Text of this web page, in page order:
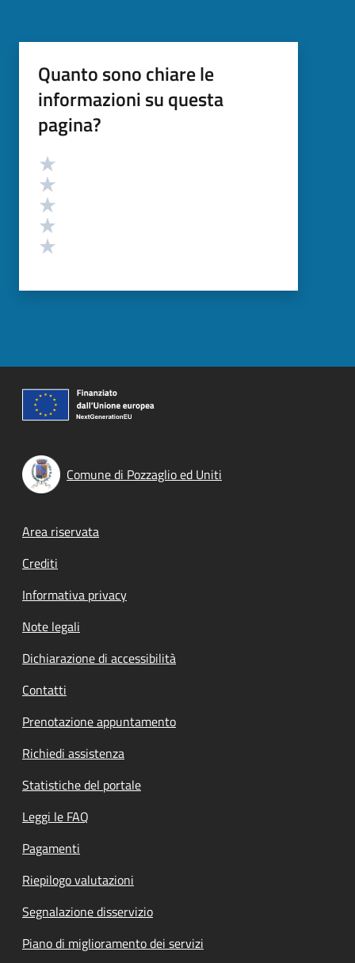
Quanto sono chiare le
informazioni su questa
pagina?
Valutazione
Comune di Pozzaglio ed Uniti
Footer menu
Area riservata
Crediti
Informativa privacy
Note legali
Dichiarazione di accessibilità
Contatti
Prenotazione appuntamento
Richiedi assistenza
Statistiche del portale
Leggi le FAQ
Pagamenti
Riepilogo valutazioni
Segnalazione disservizio
Piano di miglioramento dei servizi